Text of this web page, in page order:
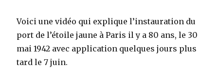
Voici une vidéo qui explique l’instauration du
port de l’étoile jaune à Paris il y a 80 ans, le 30
mai 1942 avec application quelques jours plus
tard le 7 juin.